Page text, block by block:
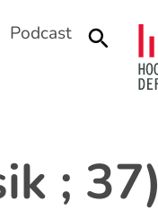
Podcast Suche
; 37)